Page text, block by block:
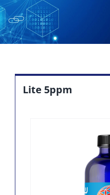
Lite 5ppm